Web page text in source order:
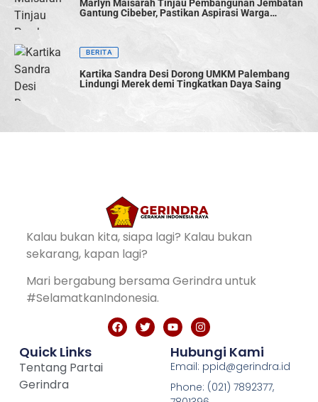
Marlyn Maisarah Tinjau Pembangunan Jembatan
Gantung Cibeber, Pastikan Aspirasi Warga
BERITA
Kartika Sandra Desi Dorong UMKM Palembang
Lindungi Merek demi Tingkatkan Daya Saing
Kalau bukan kita, siapa lagi? Kalau bukan
sekarang, kapan lagi?
Mari bergabung bersama Gerindra untuk
#SelamatkanIndonesia.
Quick Links
Tentang Partai
Gerindra
Hubungi Kami
Email: ppid@gerindra.id
Phone: (021) 7892377,